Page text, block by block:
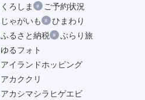
くろしま
ご予約状況
じゃがいも
ひまわり
ふるさと納税
ぶらり旅
ゆるフォト
アイランドホッピング
アカククリ
アカシマシラヒゲエビ